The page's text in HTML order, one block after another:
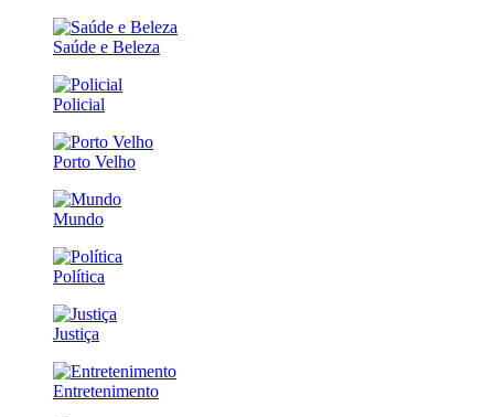
Saúde e Beleza
Policial
Porto Velho
Mundo
Política
Justiça
Entretenimento